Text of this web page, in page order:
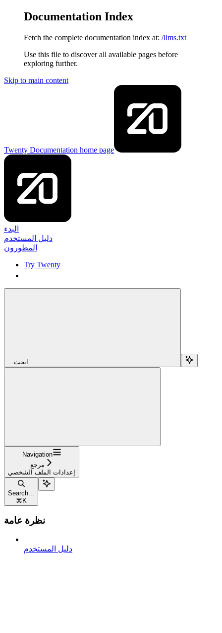
Documentation Index
Fetch the complete documentation index at: /llms.txt
Use this file to discover all available pages before
exploring further.
Skip to main content
Twenty Documentation home page
البدء
دليل المستخدم
المطورون
Try Twenty
...ابحث
Navigation
مرجع
إعدادات الملف الشخصي
Search...
⌘ K
نظرة عامة
دليل المستخدم